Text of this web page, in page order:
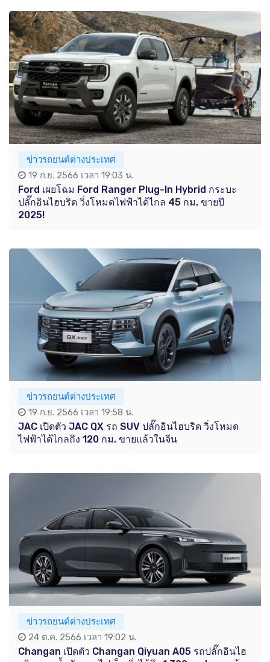
ข่าวรถยนต์ต่างประเทศ
19 ก.ย. 2566 เวลา 19:03 น.
Ford เผยโฉม Ford Ranger Plug-In Hybrid กระบะ
ปลั๊กอินไฮบริด วิ่งโหมดไฟฟ้าได้ไกล 45 กม. ขายปี
2025!
ข่าวรถยนต์ต่างประเทศ
19 ก.ย. 2566 เวลา 19:58 น.
JAC เปิดตัว JAC QX รถ SUV ปลั๊กอินไฮบริด วิ่งโหมด
ไฟฟ้าได้ไกลถึง 120 กม. ขายแล้วในจีน
ข่าวรถยนต์ต่างประเทศ
24 ต.ค. 2566 เวลา 19:02 น.
Changan เปิดตัว Changan Qiyuan A05 รถปลั๊กอินไฮ